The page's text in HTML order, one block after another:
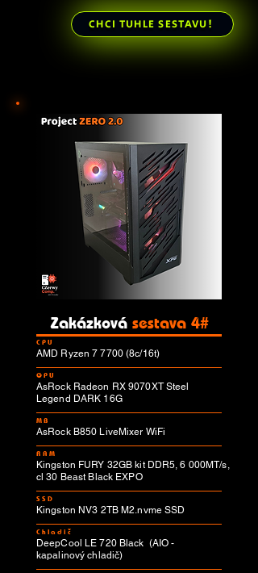
CHCI TUHLE SESTAVU!
Zakázková sestava 4#
CPU
AMD Ryzen 7 7700 (8c/16t)
GPU
AsRock Radeon RX 9070XT Steel
Legend DARK 16G
MB
AsRock B850 LiveMixer WiFi
RAM
Kingston FURY 32GB kit DDR5, 6 000MT/s,
cl 30 Beast Black EXPO
SSD
Kingston NV3 2TB M2.nvme SSD
Chladič
DeepCool LE 720 Black (AIO -
kapalinový chladič)